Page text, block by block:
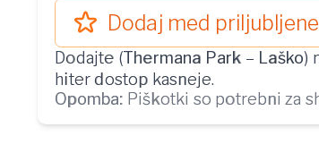
Dodaj med priljubljene
Dodajte (Thermana Park – Laško)
hiter dostop kasneje.
Opomba: Piškotki so potrebni za